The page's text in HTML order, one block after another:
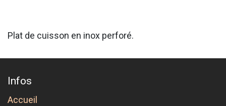
Plat de cuisson en inox perforé.
Infos
Accueil